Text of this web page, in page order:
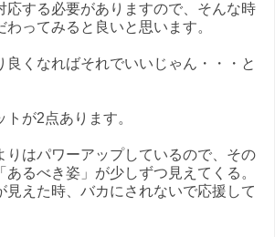
応する必要がありますので、そんな時
ってみると良いと思います。
良くなればそれでいいじゃん・・・と
が2点あります。
りはパワーアップしているので、その
るべき姿」が少しずつ見えてくる。
見えた時、バカにされないで応援して